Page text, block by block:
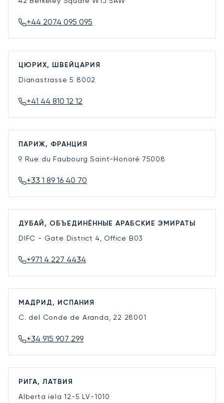
+44 2074 095 095
ЦЮРИХ, ШВЕЙЦАРИЯ
Dianastrasse 5 8002
+41 44 810 12 12
ПАРИЖ, ФРАНЦИЯ
9 Rue du Faubourg Saint-Honoré 75008
+33 1 89 16 40 70
ДУБАЙ, ОБЪЕДИНЁННЫЕ АРАБСКИЕ ЭМИРАТЫ
DIFC - Gate District 4, Office B03
+971 4 227 4434
МАДРИД, ИСПАНИЯ
C. del Conde de Aranda, 22 28001
+34 915 907 299
РИГА, ЛАТВИЯ
Alberta iela 12-5 LV-1010